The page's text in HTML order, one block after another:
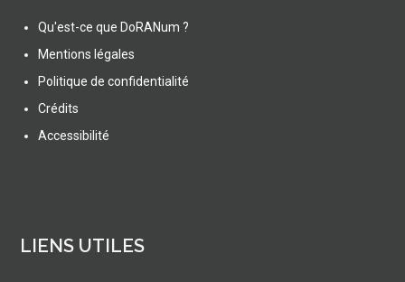
Qu'est-ce que DoRANum ?
Mentions légales
Politique de confidentialité
Crédits
Accessibilité
LIENS UTILES